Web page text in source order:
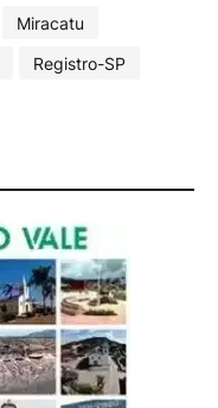
Miracatu
Registro-SP